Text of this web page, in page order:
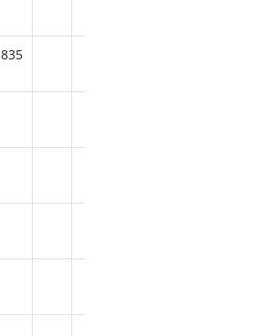
835